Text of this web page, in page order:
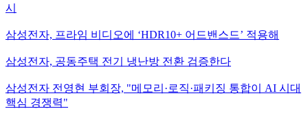
시
삼성전자, 프라임 비디오에 ‘HDR10+ 어드밴스드’ 적용해
삼성전자, 공동주택 전기 냉난방 전환 검증한다
삼성전자 전영현 부회장, "메모리·로직·패키징 통합이 AI 시대
핵심 경쟁력"